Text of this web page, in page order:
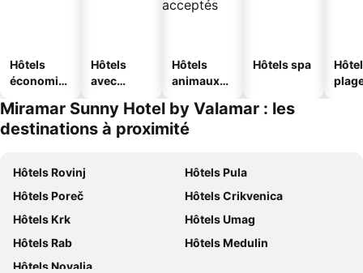
Hôtels
économiq
Hôtels
avec
Hôtels
animaux
Hôtels spa
Miramar Sunny Hotel by Valamar : les
destinations à proximité
Hôtels Rovinj
Hôtels Pula
Hôtels Poreč
Hôtels Crikvenica
Hôtels Krk
Hôtels Umag
Hôtels Rab
Hôtels Medulin
Hôtels Novalja